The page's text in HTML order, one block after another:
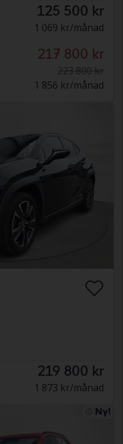
125 500 kr
1 069 kr/månad
217 800 kr
223 800 kr
1 856 kr/månad
219 800 kr
1 873 kr/månad
Ny!